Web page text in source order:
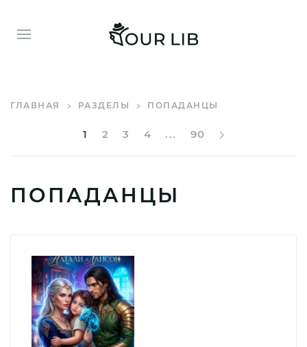
ГЛАВНАЯ РАЗДЕЛЫ ПОПАДАНЦЫ
1 2 3 4 ... 90
ПОПАДАНЦЫ